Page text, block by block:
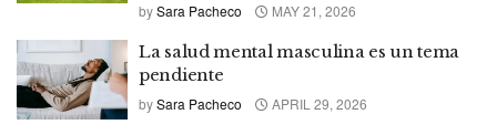
bySara Pacheco MAY 21, 2026
La salud mental masculina es un tema
pendiente
bySara Pacheco APRIL 29, 2026